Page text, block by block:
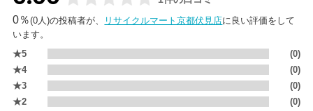
0％(0人)の投稿者が、 リサイクルマート京都伏見店に良い評価をして
います。
★5
(0)
★4
(0)
★3
(0)
★2
(0)